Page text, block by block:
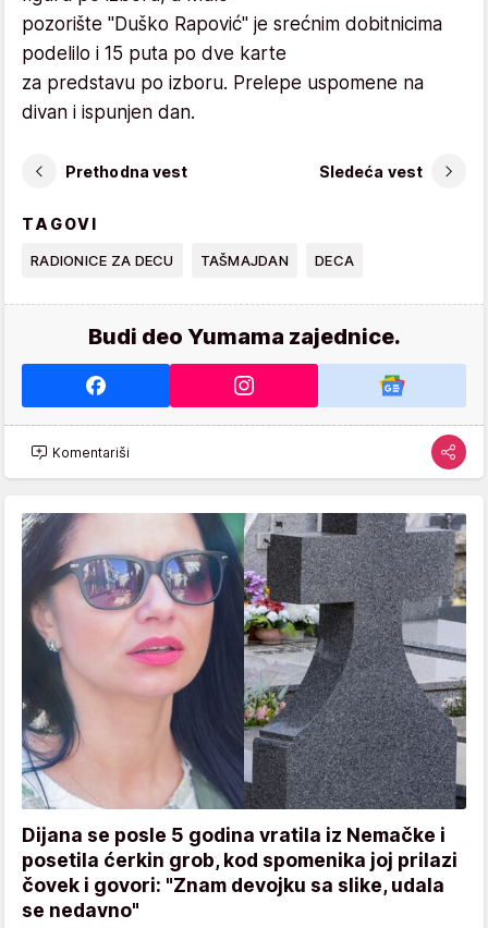
pozorište "Duško Rapović" je srećnim dobitnicima
podelilo i 15 puta po dve karte
za predstavu po izboru. Prelepe uspomene na
divan i ispunjen dan.
Prethodna vest Sledeća vest
TAGOVI
RADIONICE ZA DECU TAŠMAJDAN DECA
Budi deo Yumama zajednice.
Komentariši
Dijana se posle 5 godina vratila iz Nemačke i
posetila ćerkin grob, kod spomenika joj prilazi
čovek i govori: "Znam devojku sa slike, udala
se nedavno"